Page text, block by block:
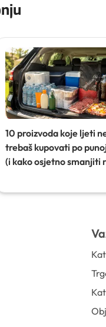
10 proizvoda koje ljeti
trebaš kupovati po
(i kako osjetno smanjiti